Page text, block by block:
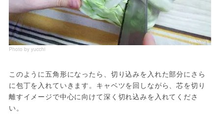
Photo by yucchi
このように五角形になったら、切り込みを入れた部分にさら
に包丁を入れていきます。キャベツを回しながら、芯を切り
離すイメージで中心に向けて深く切れ込みを入れてくださ
い。